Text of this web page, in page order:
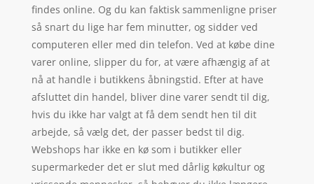
findes online. Og du kan faktisk sammenligne priser
så snart du lige har fem minutter, og sidder ved
computeren eller med din telefon. Ved at købe dine
varer online, slipper du for, at være afhængig af at
nå at handle i butikkens åbningstid. Efter at have
afsluttet din handel, bliver dine varer sendt til dig,
hvis du ikke har valgt at få dem sendt hen til dit
arbejde, så vælg det, der passer bedst til dig.
Webshops har ikke en kø som i butikker eller
supermarkeder det er slut med dårlig køkultur og